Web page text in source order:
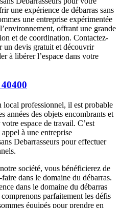
une expérience de débarras sans
une entreprise expérimentée
offrant une grande
et de coordination. Contactez-
un devis gratuit et découvrir
à libérer l’espace dans votre
local professionnel, il est probable
années des objets encombrants et
espace de travail. C’est
à une entreprise
Debarrasseurs pour effectuer
société, vous bénéficierez de
dans le domaine du débarras.
dans le domaine du débarras
parfaitement les défis
équipés pour prendre en